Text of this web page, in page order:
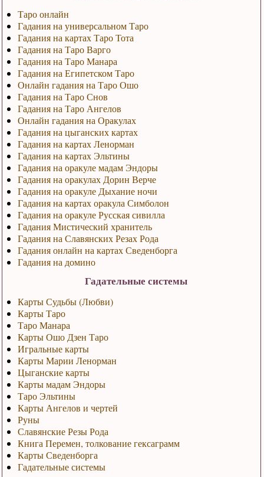
Таро онлайн
Гадания на универсальном Таро
Гадания на картах Таро Тота
Гадания на Таро Варго
Гадания на Таро Манара
Гадания на Египетском Таро
Онлайн гадания на Таро Ошо
Гадания на Таро Снов
Гадания на Таро Ангелов
Онлайн гадания на Оракулах
Гадания на цыганских картах
Гадания на картах Ленорман
Гадания на картах Эльтины
Гадания на оракуле мадам Эндоры
Гадания на оракулах Дорин Верче
Гадания на оракуле Дыхание ночи
Гадания на картах оракула Симболон
Гадания на оракуле Русская сивилла
Гадания Мистический хранитель
Гадания на Славянских Резах Рода
Гадания онлайн на картах Сведенборга
Гадания на домино
Гадательные системы
Карты Судьбы (Любви)
Карты Таро
Таро Манара
Карты Ошо Дзен Таро
Игральные карты
Карты Марии Ленорман
Цыганские карты
Карты мадам Эндоры
Таро Эльтины
Карты Ангелов и чертей
Руны
Славянские Резы Рода
Книга Перемен, толкование гексаграмм
Карты Сведенборга
Гадательные системы